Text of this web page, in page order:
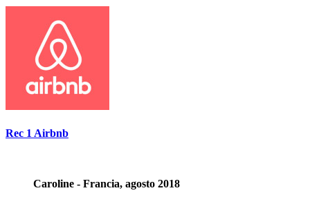
Rec 1 Airbnb
Caroline - Francia, agosto 2018